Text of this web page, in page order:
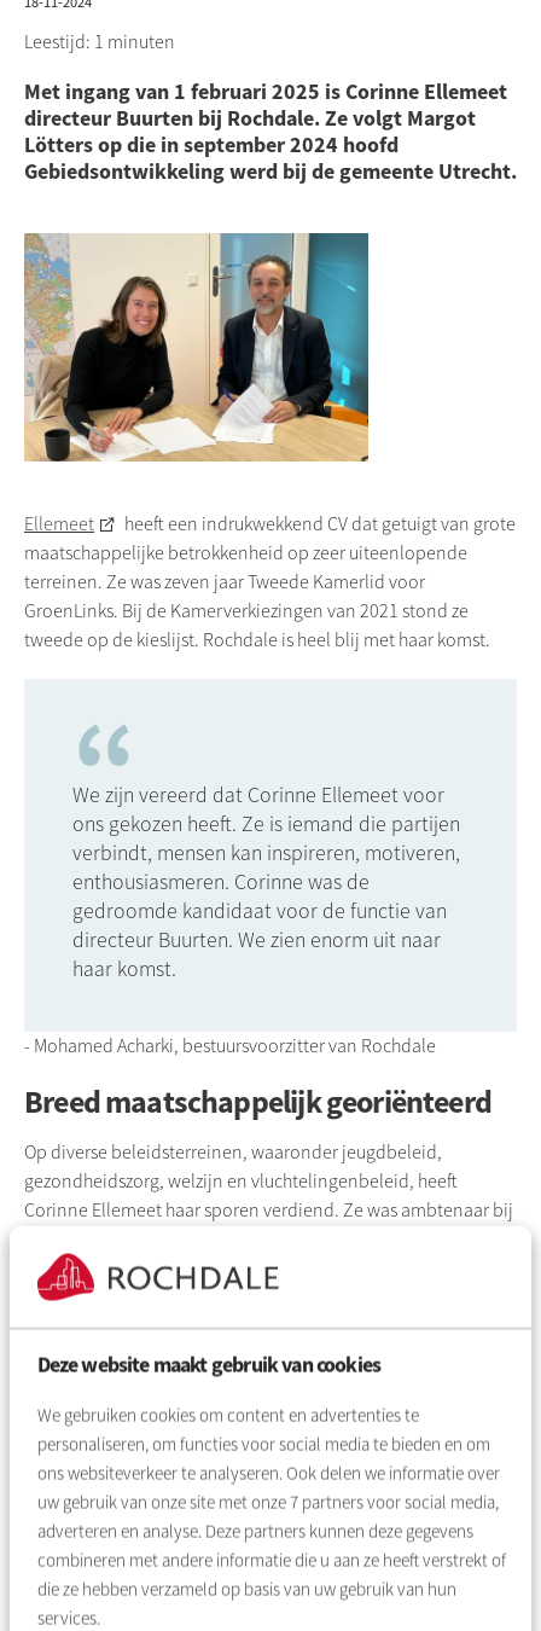
Deze website maakt gebruik van cookies
We gebruiken cookies om content en advertenties te
personaliseren, om functies voor social media te bieden en om
ons websiteverkeer te analyseren. Ook delen we informatie over
uw gebruik van onze site met onze7 partners voor social media,
adverteren en analyse. Deze partners kunnen deze gegevens
combineren met andere informatie die u aan ze heeft verstrekt of
die ze hebben verzameld op basis van uw gebruik van hun
services.
Leestijd: 1 minuten
Met ingang van 1 februari 2025 is Corinne Ellemeet
directeur Buurten bij Rochdale. Ze volgt Margot
Lötters op die in september 2024 hoofd
Gebiedsontwikkeling werd bij de gemeente Utrecht.
Ellemeet
heeft een indrukwekkend CV dat getuigt van grote
maatschappelijke betrokkenheid op zeer uiteenlopende
terreinen. Ze was zeven jaar Tweede Kamerlid voor
GroenLinks. Bij de Kamerverkiezingen van 2021 stond ze
tweede op de kieslijst. Rochdale is heel blij met haar komst.
We zijn vereerd dat Corinne Ellemeet voor
ons gekozen heeft. Ze is iemand die partijen
verbindt, mensen kan inspireren, motiveren,
enthousiasmeren. Corinne was de
gedroomde kandidaat voor de functie van
directeur Buurten. We zien enorm uit naar
haar komst.
- Mohamed Acharki, bestuursvoorzitter van Rochdale
Breed maatschappelijk georiënteerd
Op diverse beleidsterreinen, waaronder jeugdbeleid,
gezondheidszorg, welzijn en vluchtelingenbeleid, heeft
Corinne Ellemeet haar sporen verdiend. Ze was ambtenaar bij
Westergasfabriek. Op dit moment is ze hoofd medische
programma’s bij Dokters van de Wereld, de Nederlandse tak
vanMédecins du Monde,
een onafhankelijke
internationale beweging die strijdt voor de universele
toegang tot gezondheidszorg.
Sterke buurten, sterke
gemeenschappen
Bij GroenLinks pleitte Ellemeet ‘Corinne Ellemeet - Over
progressieve politiek | GroenLinks. Dat is een mooie brug naar
het werk bij woningcorporatie Rochdale. Het versterken van
lokale gemeenschappen is een belangrijke pijler onder de